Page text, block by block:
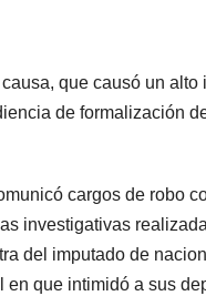
que causó un
de formalización
cargos de robo
investigativas
del imputado de
en que intimidó a sus